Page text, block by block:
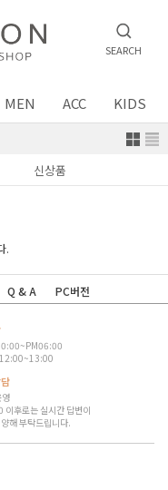
SEARCH
MEN ACC KIDS
.
Q & A PC버전
12:00~13:00
이후로는 실시간 답변이
해 부탁드립니다.